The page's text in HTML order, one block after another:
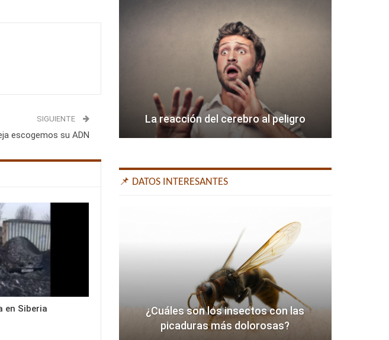
SIGUIENTE
escogemos su ADN
en Siberia
La reacción del cerebro al peligro
📌 DATOS INTERESANTES
¿Cuáles son los insectos con las
picaduras más dolorosas?